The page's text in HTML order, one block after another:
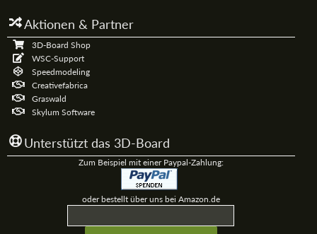
Aktionen & Partner
3D-Board Shop
WSC-Support
Speedmodeling
Creativefabrica
Graswald
Skylum Software
Unterstützt das 3D-Board
Zum Beispiel mit einer Paypal-Zahlung:
oder bestellt über uns bei Amazon.de